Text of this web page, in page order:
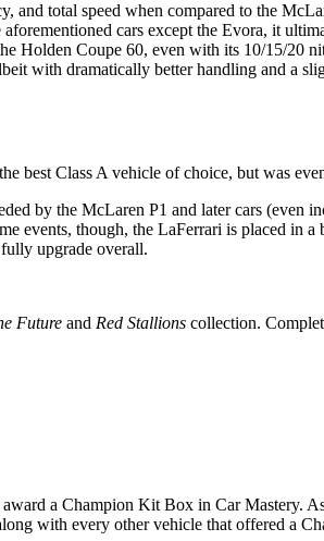
and total speed when compared to the
cars except the Evora, it
Holden Coupe 60, even with its 10/15/20
with dramatically better handling and a
best Class A vehicle of choice, but was
by the McLaren P1 and later cars (even
events, though, the LaFerrari is placed
upgrade overall.
Future and Red Stallions collection.
a Champion Kit Box in Car Mastery.
with every other vehicle that offered a